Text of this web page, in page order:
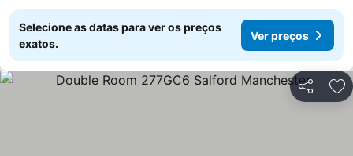
Selecione as datas para ver os preços
exatos.
Ver preços
Partilhar